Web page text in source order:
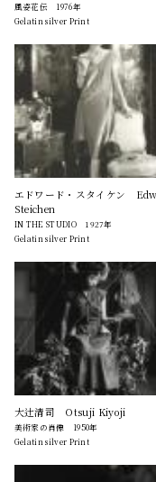
風姿花伝 1976年
Gelatin silver Print
エドワード・スタイケン
Steichen
IN THE STUDIO 1927年
Gelatin silver Print
大辻清司 Otsuji Kiyoji
美術家の肖像 1950年
Gelatin silver Print